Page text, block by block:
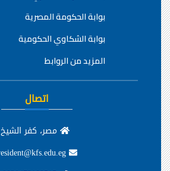
بوابة الحكومة المصرية
بوابة الشكاوي الحكومية
المزيد من الروابط
اتصال
مصر، كفر الشيخ